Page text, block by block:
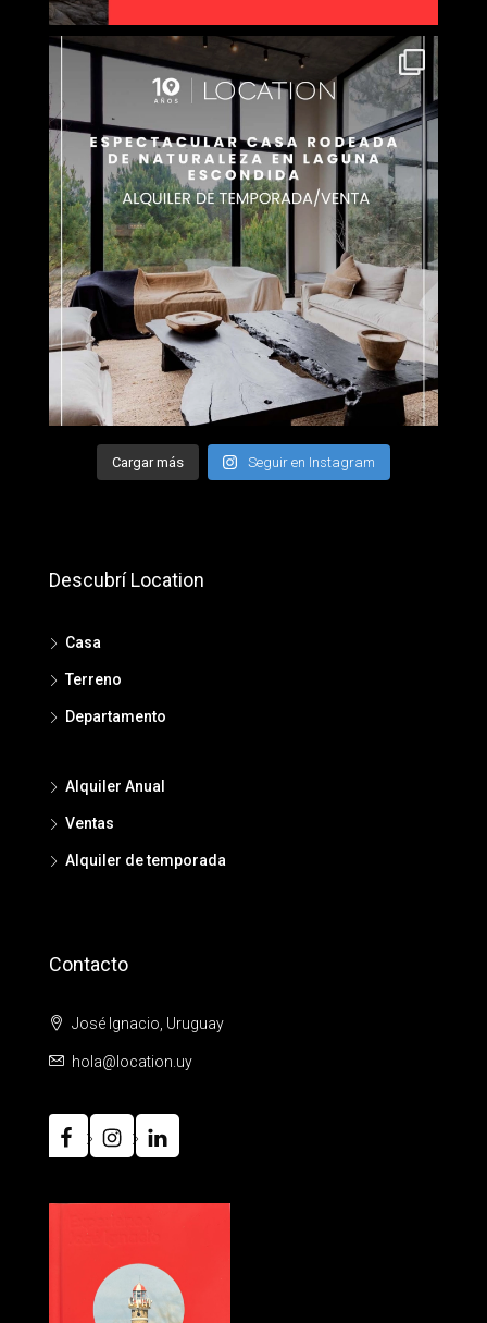
Cargar más Seguir en Instagram
Descubrí Location
Casa
Terreno
Departamento
Alquiler Anual
Ventas
Alquiler de temporada
Contacto
José Ignacio, Uruguay
hola@location.uy